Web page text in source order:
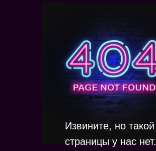
Извините, но такой
страницы у нас нет.